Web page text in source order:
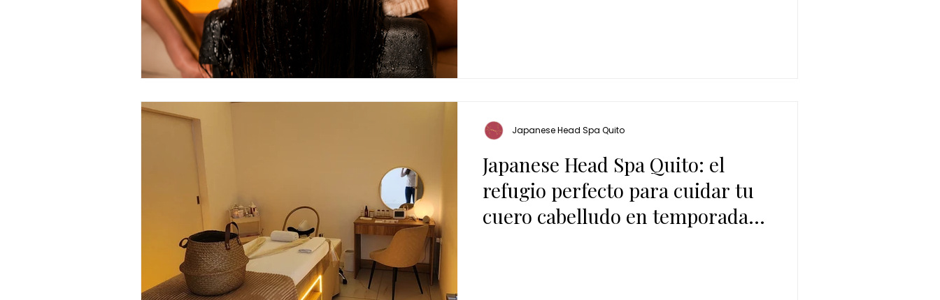
Japanese Head Spa Quito: el
refugio perfecto para cuidar tu
cuero cabelludo en temporada
Japanese Head Spa Quito